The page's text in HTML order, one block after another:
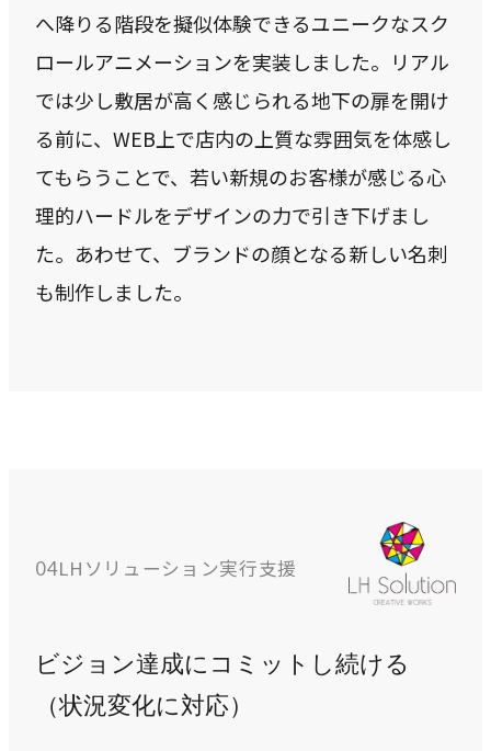
へ降りる階段を擬似体験できるユニークなスク
ロールアニメーションを実装しました。リアル
では少し敷居が高く感じられる地下の扉を開け
る前に、WEB上で店内の上質な雰囲気を体感し
てもらうことで、若い新規のお客様が感じる心
理的ハードルをデザインの力で引き下げまし
た。あわせて、ブランドの顔となる新しい名刺
も制作しました。
04LHソリューション実行支援
ビジョン達成にコミットし続ける
（状況変化に対応）